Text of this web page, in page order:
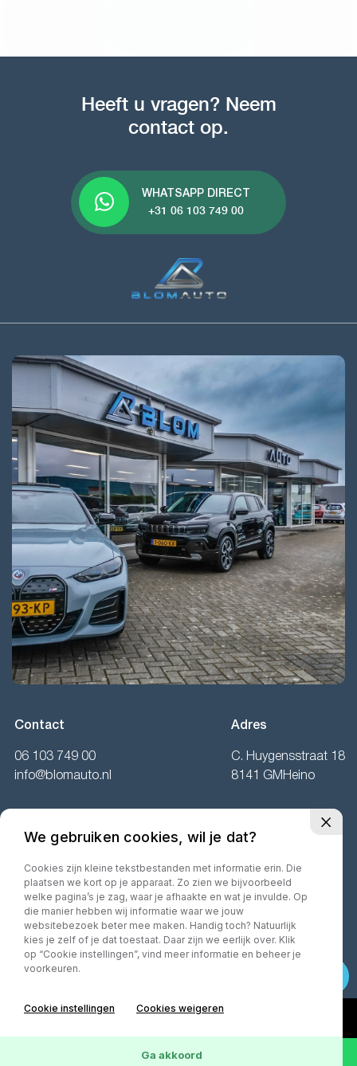
Heeft u vragen? Neem
contact op.
WHATSAPP DIRECT
+31 06 103 749 00
Contact
06 103 749 00
info@blomauto.nl
Adres
C. Huygensstraat 18
8141 GMHeino
Di t/m vr:
09.00 tot 17.00 uur.
Za:
10.00 tot 16.00 uur.
©2026· MorgenInternet Algemene voorwaarden
We gebruiken cookies, wil je dat?
Cookies zijn kleine tekstbestanden met informatie erin. Die
plaatsen we kort op je apparaat. Zo zien we bijvoorbeeld
welke pagina’s je zag, waar je afhaakte en wat je invulde. Op
die manier hebben wij informatie waar we jouw
websitebezoek beter mee maken. Handig toch? Natuurlijk
kies je zelf of je dat toestaat. Daar zijn we eerlijk over. Klik
op “Cookie instellingen”, vind meer informatie en beheer je
voorkeuren.
Cookie instellingen Cookies weigeren
Ga akkoord